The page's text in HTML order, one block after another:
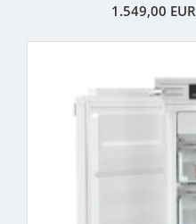
1.549,00 EUR